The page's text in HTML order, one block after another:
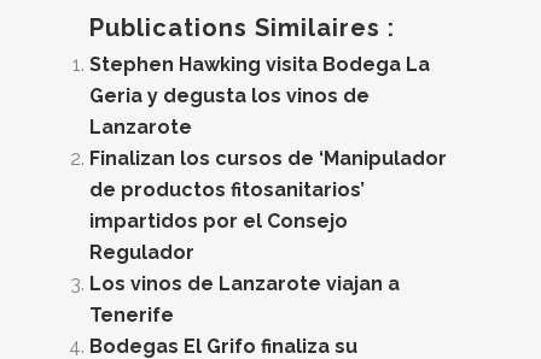
Publications Similaires :
Stephen Hawking visita Bodega La
Geria y degusta los vinos de
Lanzarote
Finalizan los cursos de ‘Manipulador
de productos fitosanitarios’
impartidos por el Consejo
Regulador
Los vinos de Lanzarote viajan a
Tenerife
Bodegas El Grifo finaliza su